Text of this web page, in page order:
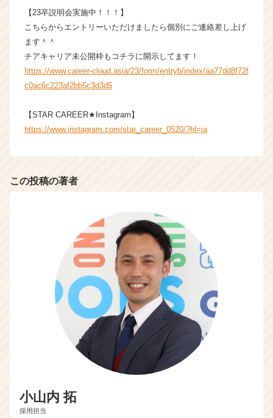
チ
ア
ャ
（C
e
e
C
e
r）
【23卒説明会実施中！！！】
こちらからエントリーいただけましたら個別にご連絡差し上げ
ます＾＾
チアキャリア未公開枠もコチラに開示してます！
https://www.career-cloud.asia/23/form/entryb/index/aa77dd8f72f
c0ac6c223af2bb5c3d3d5
【STAR CAREER★Instagram】
https://www.instagram.com/star_career_0520/?hl=ja
この投稿の著者
小山内 拓
採用担当